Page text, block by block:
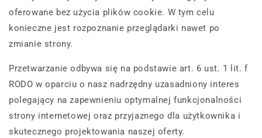
oferowane bez użycia plików cookie. W tym celu
konieczne jest rozpoznanie przeglądarki nawet po
zmianie strony.
Przetwarzanie odbywa się na podstawie art. 6 ust. 1 lit. f
RODO w oparciu o nasz nadrzędny uzasadniony interes
polegający na zapewnieniu optymalnej funkcjonalności
strony internetowej oraz przyjaznego dla użytkownika i
skutecznego projektowania naszej oferty.